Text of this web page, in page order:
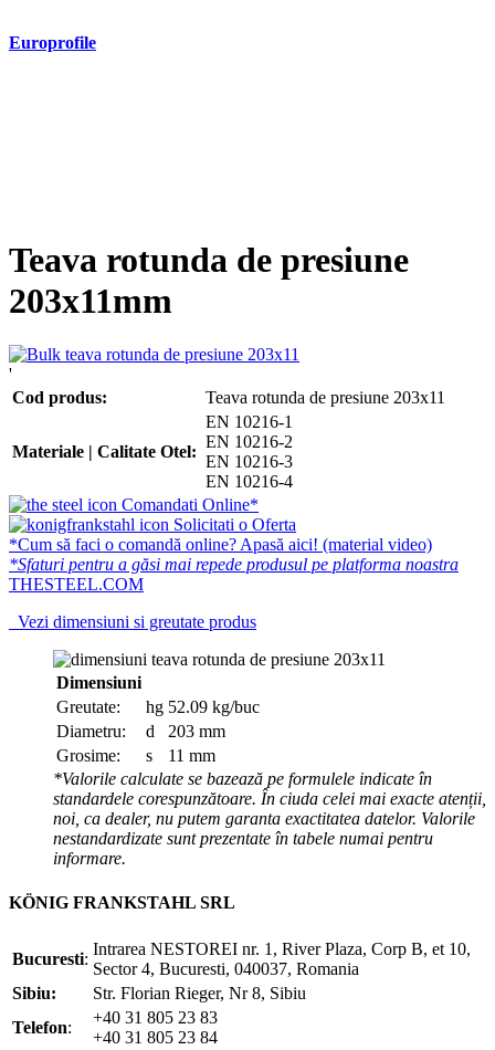
Europrofile
Teava rotunda de presiune
203x11mm
'
Cod produs:
Teava rotunda de presiune 203x11
Materiale | Calitate Otel:
EN 10216-1
EN 10216-2
EN 10216-3
EN 10216-4
Comandati Online*
Solicitati o Oferta
*Cum să faci o comandă online? Apasă aici! (material video)
*Sfaturi pentru a găsi mai repede produsul pe platforma noastra
THESTEEL.COM
Vezi dimensiuni si greutate produs
Dimensiuni
Greutate:
hg 52.09 kg/buc
Diametru:
d
203 mm
Grosime:
s
11 mm
*Valorile calculate se bazează pe formulele indicate în
standardele corespunzătoare. În ciuda celei mai exacte atenții,
noi, ca dealer, nu putem garanta exactitatea datelor. Valorile
nestandardizate sunt prezentate în tabele numai pentru
informare.
KÖNIG FRANKSTAHL SRL
Bucuresti:
Intrarea NESTOREI nr. 1, River Plaza, Corp B, et 10,
Sector 4, Bucuresti, 040037, Romania
Sibiu:
Str. Florian Rieger, Nr 8, Sibiu
Telefon:
+40 31 805 23 83
+40 31 805 23 84